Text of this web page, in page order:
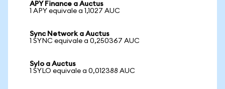
APY Finance a Auctus
1 APY equivale a 1,1027 AUC
Sync Network a Auctus
1 SYNC equivale a 0,250367 AUC
Sylo a Auctus
1 SYLO equivale a 0,012388 AUC